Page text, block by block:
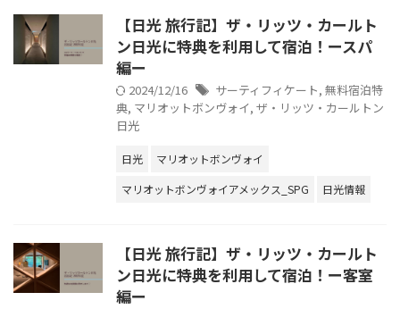
【日光 旅行記】ザ・リッツ・カールト
ン日光に特典を利用して宿泊！ースパ
編ー
2024/12/16 サーティフィケート, 無料宿泊特
典, マリオットボンヴォイ, ザ・リッツ・カールトン
日光
日光
マリオットボンヴォイ
マリオットボンヴォイアメックス_SPG
日光情報
【日光 旅行記】ザ・リッツ・カールト
ン日光に特典を利用して宿泊！ー客室
編ー